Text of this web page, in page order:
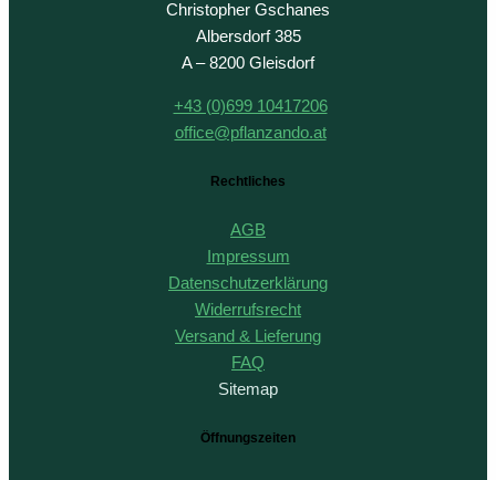
Christopher Gschanes
Albersdorf 385
A – 8200 Gleisdorf
+43 (0)699 10417206
office@pflanzando.at
Rechtliches
AGB
Impressum
Datenschutzerklärung
Widerrufsrecht
Versand & Lieferung
FAQ
Sitemap
Öffnungszeiten